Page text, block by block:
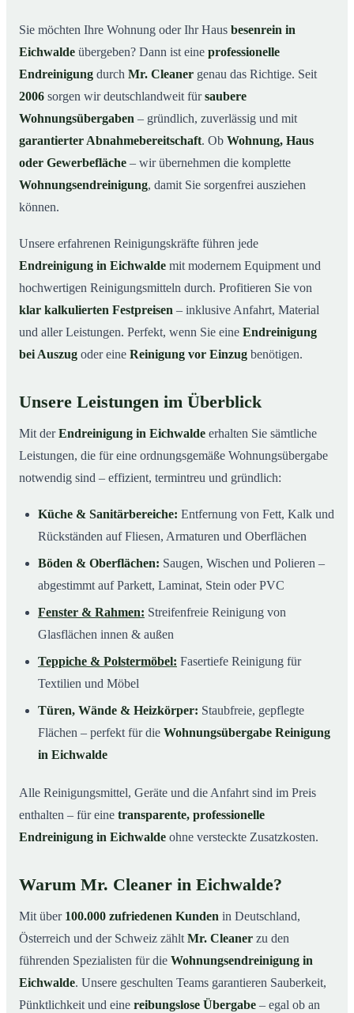
03Warum Mr. Cleaner in Eichwalde?
04So läuft die Endreinigung in Eichwalde ab
05Typische Anlässe für eine Endreinigung
07Jetzt Angebot anfordern
08So sieht eine professionelle Endreinigung in
Sie möchten Ihre Wohnung oder Ihr Haus besenrein in
Eichwalde übergeben? Dann ist eine professionelle
Endreinigung durch Mr. Cleaner genau das Richtige. Seit
2006 sorgen wir deutschlandweit fürsaubere
Wohnungsübergaben – gründlich, zuverlässig und mit
garantierter Abnahmebereitschaft. Ob Wohnung, Haus
oder Gewerbefläche – wir übernehmen die komplette
Wohnungsendreinigung, damit Sie sorgenfrei ausziehen
können.
Unsere erfahrenen Reinigungskräfte führen jede
Endreinigung in Eichwalde mit modernem Equipment und
hochwertigen Reinigungsmitteln durch. Profitieren Sie von
klar kalkulierten Festpreisen – inklusive Anfahrt, Material
und aller Leistungen. Perfekt, wenn Sie eine Endreinigung
bei Auszug oder eine Reinigung vor Einzug benötigen.
Unsere Leistungen im Überblick
Mit derEndreinigung in Eichwalde erhalten Sie sämtliche
Leistungen, die für eine ordnungsgemäße Wohnungsübergabe
notwendig sind – effizient, termintreu und gründlich:
Küche & Sanitärbereiche: Entfernung von Fett, Kalk und
Rückständen auf Fliesen, Armaturen und Oberflächen
Böden & Oberflächen: Saugen, Wischen und Polieren –
abgestimmt auf Parkett, Laminat, Stein oder PVC
Fenster & Rahmen: Streifenfreie Reinigung von
Glasflächen innen & außen
Teppiche & Polstermöbel: Fasertiefe Reinigung für
Textilien und Möbel
Türen, Wände & Heizkörper: Staubfreie, gepflegte
Flächen – perfekt für die Wohnungsübergabe Reinigung
in Eichwalde
Alle Reinigungsmittel, Geräte und die Anfahrt sind im Preis
enthalten – für eine transparente, professionelle
Endreinigung in Eichwalde ohne versteckte Zusatzkosten.
Warum Mr. Cleaner in Eichwalde?
Mit über 100.000 zufriedenen Kunden in Deutschland,
Österreich und der Schweiz zählt Mr. Cleaner zu den
führenden Spezialisten für die Wohnungsendreinigung in
Eichwalde. Unsere geschulten Teams garantieren Sauberkeit,
Pünktlichkeit und eine reibungslose Übergabe – egal ob an